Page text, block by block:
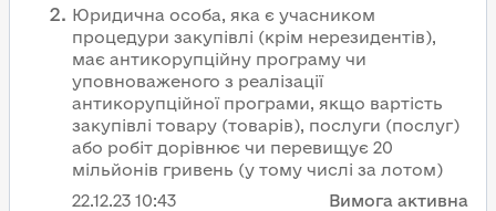
Юридична особа, яка є учасником
процедури закупівлі (крім нерезидентів),
має антикорупційну програму чи
уповноваженого з реалізації
антикорупційної програми, якщо вартість
закупівлі товару (товарів), послуги (послуг)
або робіт дорівнює чи перевищує 20
мільйонів гривень (у тому числі за лотом)
22.12.23 10:43
Вимога активна